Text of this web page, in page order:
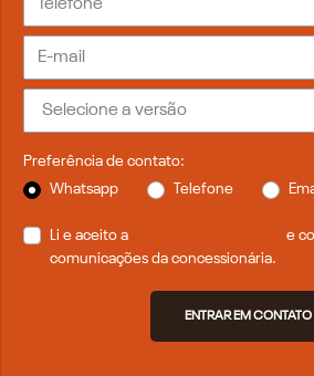
Preferência de contato:
Whatsapp
Telefone
Li e aceito a
e
comunicações da concessionária.
ENTRAR EM CONTATO